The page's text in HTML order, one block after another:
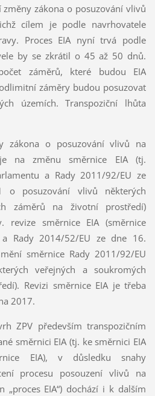
zákona o posuzování vlivů
cílem je podle navrhovatele
Proces EIA nyní trvá podle
by se zkrátil o 45 až 50 dnů.
záměrů, které budou EIA
záměry budou posuzovat
územích. Transpoziční lhůta
zákona o posuzování vlivů na
na změnu směrnice EIA (tj.
a Rady 2011/92/EU ze
o posuzování vlivů některých
záměrů na životní prostředí)
revize směrnice EIA (směrnice
a Rady 2014/52/EU ze dne 16.
směrnice Rady 2011/92/EU
veřejných a soukromých
Revizi směrnice EIA je třeba
2017.
ZPV především transpozičním
směrnici EIA (tj. ke směrnici EIA
EIA), v důsledku snahy
procesu posouzení vlivů na
EIA“) dochází i k dalším